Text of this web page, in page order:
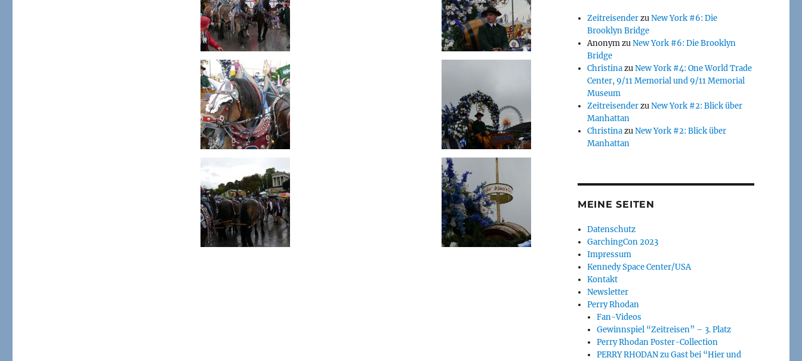
ZeitreisenderzuNew York #6: Die
Brooklyn Bridge
AnonymzuNew York #6: Die Brooklyn
Bridge
ChristinazuNew York #4: One World Trade
Center, 9/11 Memorial und 9/11 Memorial
Museum
ZeitreisenderzuNew York #2: Blick über
Manhattan
ChristinazuNew York #2: Blick über
Manhattan
MEINE SEITEN
Datenschutz
GarchingCon 2023
Impressum
Kennedy Space Center/USA
Kontakt
Newsletter
Perry Rhodan
Fan-Videos
Gewinnspiel “Zeitreisen” – 3. Platz
Perry Rhodan Poster-Collection
PERRY RHODAN zu Gast bei “Hier und